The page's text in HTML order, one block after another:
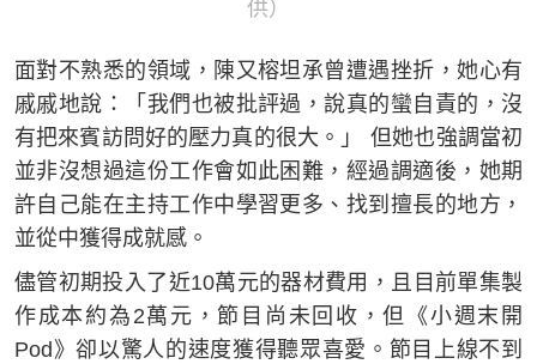
供）
面對不熟悉的領域，陳又榕坦承曾遭遇挫折，她心有
戚戚地說：「我們也被批評過，說真的蠻自責的，沒
有把來賓訪問好的壓力真的很大。」 但她也強調當初
並非沒想過這份工作會如此困難，經過調適後，她期
許自己能在主持工作中學習更多、找到擅長的地方，
並從中獲得成就感。
儘管初期投入了近10萬元的器材費用，且目前單集製
作成本約為2萬元，節目尚未回收，但《小週末開
Pod》卻以驚人的速度獲得聽眾喜愛。節目上線不到